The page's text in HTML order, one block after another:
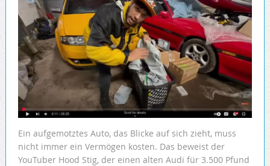
Ein aufgemotztes Auto, das Blicke auf sich zieht, muss
nicht immer ein Vermögen kosten. Das beweist der
YouTuber Hood Stig, der einen alten Audi für 3.500 Pfund